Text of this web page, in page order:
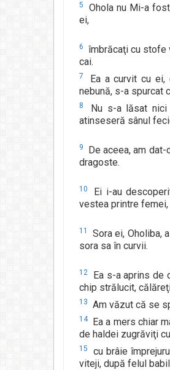
5
Ohola nu Mi-a
ei,
6
îmbrăcaţi cu stofe
cai.
7
Ea a curvit cu
nebună, s-a spurcat
8
Nu s-a lăsat
atinseseră sânul
9
De aceea, am
dragoste.
10
Ei i-au
vestea printre
11
Sora ei, Oholiba,
sora sa în curvii.
12
Ea s-a aprins de
chip strălucit,
13 Am văzut că se
14
Ea a mers chiar
de haldei zugrăviţi
15
cu brâie
viteji, după felul